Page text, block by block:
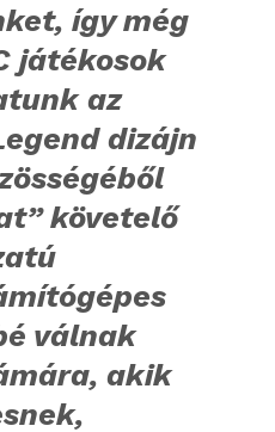
így még
játékosok
az
dizájn
követelő
válnak
akik